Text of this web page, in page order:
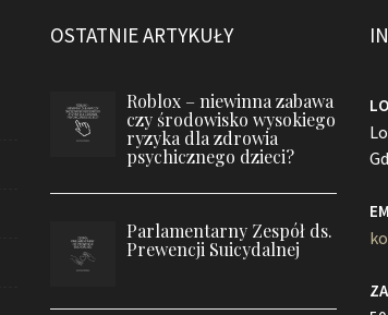
OSTATNIE ARTYKUŁY
Roblox – niewinna zabawa
czy środowisko wysokiego
ryzyka dla zdrowia
psychicznego dzieci?
Parlamentarny Zespół ds.
Prewencji Suicydalnej